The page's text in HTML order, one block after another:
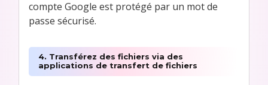
compte Google est protégé par un mot de
passe sécurisé.
4. Transférez des fichiers via des
applications de transfert de fichiers